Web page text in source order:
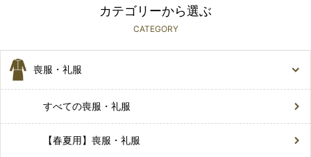
カテゴリーから選ぶ
CATEGORY
喪服・礼服
すべての喪服・礼服
【春夏用】喪服・礼服